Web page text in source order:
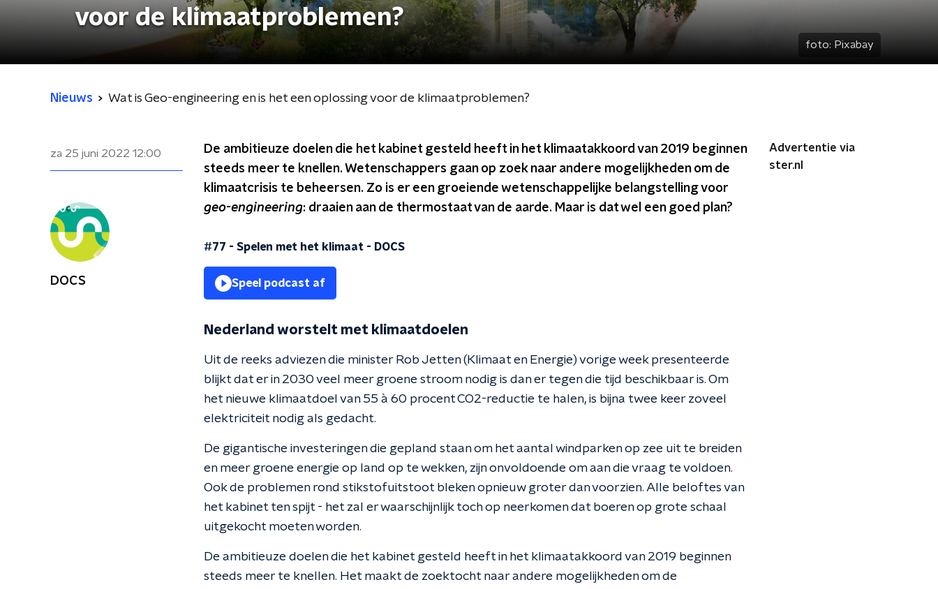
voor de klimaatproblemen?
foto: Pixabay
Nieuws Wat is Geo-engineering en is het een oplossing voor de klimaatproblemen?
za 25 juni 2022 12:00
De ambitieuze doelen die het kabinet gesteld heeft in het klimaatakkoord van 2019 beginnen
steeds meer te knellen. Wetenschappers gaan op zoek naar andere mogelijkheden om de
klimaatcrisis te beheersen. Zo is er een groeiende wetenschappelijke belangstelling voor
geo-engineering: draaien aan de thermostaat van de aarde. Maar is dat wel een goed plan?
#77 - Spelen met het klimaat - DOCS
Speel podcast af
Nederland worstelt met klimaatdoelen
Uit de reeks adviezen die minister Rob Jetten (Klimaat en Energie) vorige week presenteerde
blijkt dat er in 2030 veel meer groene stroom nodig is dan er tegen die tijd beschikbaar is. Om
het nieuwe klimaatdoel van 55 à 60 procent CO2-reductie te halen, is bijna twee keer zoveel
elektriciteit nodig als gedacht.
De gigantische investeringen die gepland staan om het aantal windparken op zee uit te breiden
en meer groene energie op land op te wekken, zijn onvoldoende om aan die vraag te voldoen.
Ook de problemen rond stikstofuitstoot bleken opnieuw groter dan voorzien. Alle beloftes van
het kabinet ten spijt - het zal er waarschijnlijk toch op neerkomen dat boeren op grote schaal
uitgekocht moeten worden.
De ambitieuze doelen die het kabinet gesteld heeft in het klimaatakkoord van 2019 beginnen
steeds meer te knellen. Het maakt de zoektocht naar andere mogelijkheden om de
Advertentie via
ster.nl
DOCS